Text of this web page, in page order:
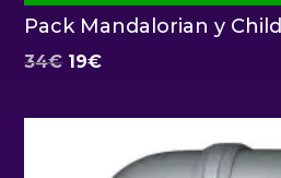
Pack Mandalorian y
34€ El
precio
19€El
precio